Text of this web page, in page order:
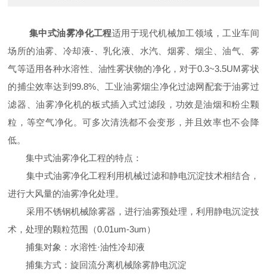
集中式油雾净化工程适用于现代机械加工领域，工业车间
场所的油雾、冷却液-、乳化液、水汽、烟雾、烟尘、油气、雾
气等适用各种水溶性、油性雾状物的净化，对于0.3~3.5UM雾状
的捕尘效率达到99.8%、工业油雾烟尘净化过滤网配套于油雾过
滤器、油雾净化机的板式插入式过滤段，功效是油烟和粉尘颗
粒，等空气净化。可多次清洗都不会变形，并且效率也不会降
低。
集中式油雾净化工程的特点：
集中式油雾净化工程利用机械过滤和静电沉淀技术相结合，
进行大风量的油雾净化处理。
采用不锈钢机械除雾器，进行油雾预处理，利用静电沉淀技
术，处理的颗粒范围（0.01um-3um）
捕集对象：水溶性·油性冷却液
捕集方式：旋回流分离机械除雾静电沉淀